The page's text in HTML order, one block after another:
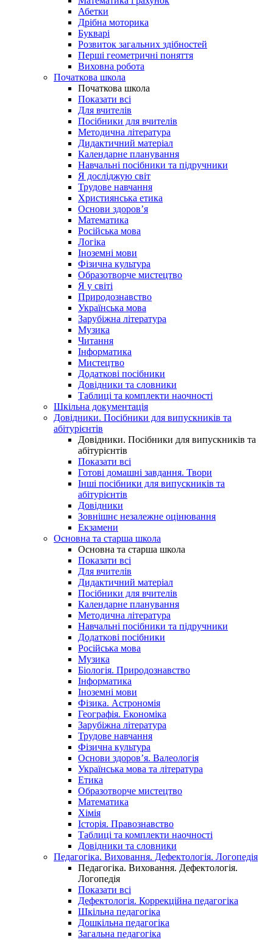
Абетки
Дрібна моторика
Букварі
Розвиток загальних здібностей
Перші геометричні поняття
Виховна робота
Початкова школа
Початкова школа
Показати всі
Для вчителів
Посібники для вчителів
Методична література
Дидактичний матеріал
Календарне планування
Навчальні посібники та підручники
Я досліджую світ
Трудове навчання
Християнська етика
Основи здоров’я
Математика
Російська мова
Логіка
Іноземні мови
Фізична культура
Образотворче мистецтво
Я у світі
Природознавство
Українська мова
Зарубіжна література
Музика
Читання
Інформатика
Мистецтво
Додаткові посібники
Довідники та словники
Таблиці та комплекти наочності
Шкільна документація
Довідники. Посібники для випускників та
абітурієнтів
Довідники. Посібники для випускників та
абітурієнтів
Показати всі
Готові домашні завдання. Твори
Інші посібники для випускників та
абітурієнтів
Довідники
Зовнішнє незалежне оцінювання
Екзамени
Основна та старша школа
Основна та старша школа
Показати всі
Для вчителів
Дидактичний матеріал
Посібники для вчителів
Календарне планування
Методична література
Навчальні посібники та підручники
Додаткові посібники
Російська мова
Музика
Біологія. Природознавство
Інформатика
Іноземні мови
Фізика. Астрономія
Географія. Економіка
Зарубіжна література
Трудове навчання
Фізична культура
Основи здоров’я. Валеологія
Українська мова та література
Етика
Образотворче мистецтво
Математика
Хімія
Історія. Правознавство
Таблиці та комплекти наочності
Довідники та словники
Педагогіка. Виховання. Дефектологія. Логопедія
Педагогіка. Виховання. Дефектологія.
Логопедія
Показати всі
Дефектологія. Коррекційна педагогіка
Шкільна педагогіка
Дошкільна педагогіка
Загальна педагогіка